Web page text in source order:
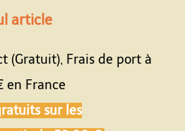
article
(Gratuit), Frais de port à
en France
sur les